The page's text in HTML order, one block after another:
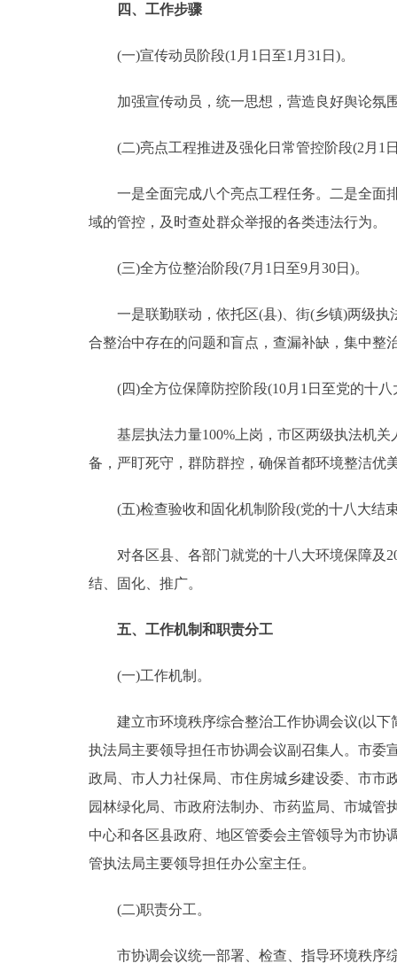
四、工作步骤
(一)宣传动员阶段(1月1日至1月31日)。
加强宣传动员，统一思想，营造良好舆论氛
(二)亮点工程推进及强化日常管控阶段(2月1
一是全面完成八个亮点工程任务。二是全面排
域的管控，及时查处群众举报的各类违法行为。
(三)全方位整治阶段(7月1日至9月30日)。
一是联勤联动，依托区(县)、街(乡镇)两级执
合整治中存在的问题和盲点，查漏补缺，集中整
(四)全方位保障防控阶段(10月1日至党的十八
基层执法力量100%上岗，市区两级执法机关
备，严盯死守，群防群控，确保首都环境整洁优
(五)检查验收和固化机制阶段(党的十八大结
对各区县、各部门就党的十八大环境保障及
结、固化、推广。
五、工作机制和职责分工
(一)工作机制。
建立市环境秩序综合整治工作协调会议(以下
执法局主要领导担任市协调会议副召集人。市委
政局、市人力社保局、市住房城乡建设委、市市
园林绿化局、市政府法制办、市药监局、市城
中心和各区县政府、地区管委会主管领导为市协
管执法局主要领导担任办公室主任。
(二)职责分工。
市协调会议统一部署、检查、指导环境秩序综